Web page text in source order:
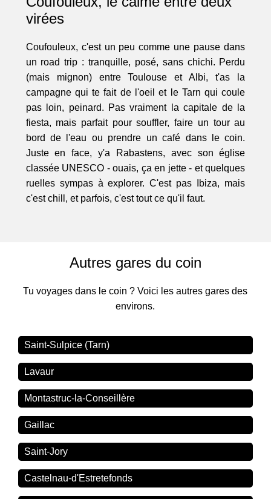
virées
Coufouleux, c'est un peu comme une pause dans
un road trip : tranquille, posé, sans chichi. Perdu
(mais mignon) entre Toulouse et Albi, t'as la
campagne qui te fait de l'oeil et le Tarn qui coule
pas loin, peinard. Pas vraiment la capitale de la
fiesta, mais parfait pour souffler, faire un tour au
bord de l'eau ou prendre un café dans le coin.
Juste en face, y'a Rabastens, avec son église
classée UNESCO - ouais, ça en jette - et quelques
ruelles sympas à explorer. C'est pas Ibiza, mais
c'est chill, et parfois, c'est tout ce qu'il faut.
Autres gares du coin
Tu voyages dans le coin ? Voici les autres gares des
environs.
Saint-Sulpice (Tarn)
Lavaur
Montastruc-la-Conseillère
Gaillac
Saint-Jory
Castelnau-d'Estretefonds